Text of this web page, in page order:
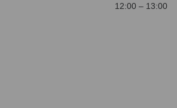
12:00 – 13:00